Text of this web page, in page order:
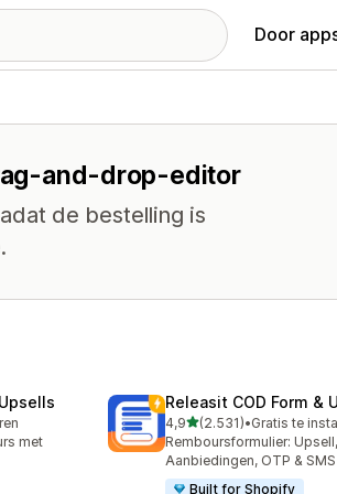
Door
and-drop-editor
de bestelling is
met
Releasit COD Form &
4,9van 5 sterren
(2.531)
2531 recensies in totaal
•Gratis te
Remboursformulier: Upsell,
Aanbiedingen, OTP & SMS
Built for Shopify